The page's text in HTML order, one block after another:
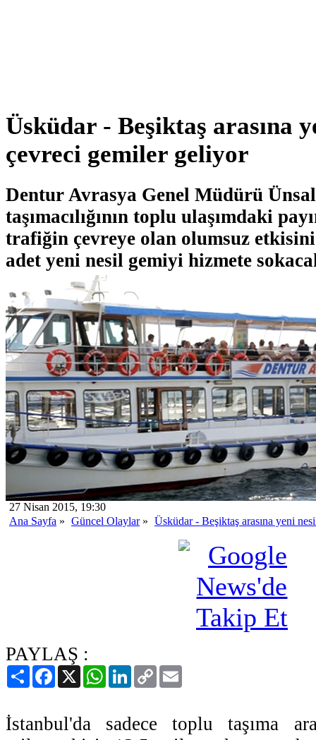
Üsküdar - Beşiktaş arasına
çevreci gemiler geliyor
Dentur Avrasya Genel Müdürü
taşımacılığının toplu ulaşımdaki
trafiğin çevreye olan olumsuz
adet yeni nesil gemiyi hizmete
27 Nisan 2015, 19:30
Ana Sayfa » Güncel Olaylar» Üsküdar - Beşiktaş arasına yeni
PAYLAŞ :
PaylaşFacebook
X WhatsAppLinkedIn
Copy
Link
İstanbul'da sadece toplu taşıma